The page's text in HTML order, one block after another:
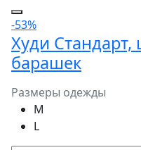
-53%
Худи Стандарт,
барашек
Размеры одежды
M
L